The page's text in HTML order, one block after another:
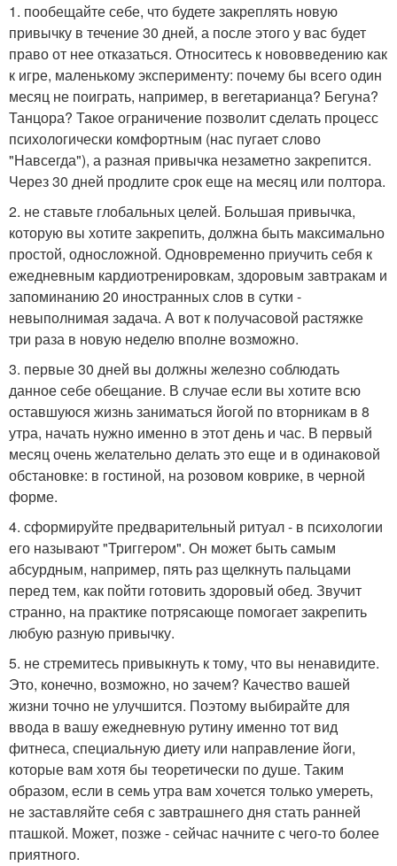
1. пообещайте себе, что будете закреплять новую
привычку в течение 30 дней, а после этого у вас будет
право от нее отказаться. Относитесь к нововведению как
к игре, маленькому эксперименту: почему бы всего один
месяц не поиграть, например, в вегетарианца? Бегуна?
Танцора? Такое ограничение позволит сделать процесс
психологически комфортным (нас пугает слово
"Навсегда"), а разная привычка незаметно закрепится.
Через 30 дней продлите срок еще на месяц или полтора.
2. не ставьте глобальных целей. Большая привычка,
которую вы хотите закрепить, должна быть максимально
простой, односложной. Одновременно приучить себя к
ежедневным кардиотренировкам, здоровым завтракам и
запоминанию 20 иностранных слов в сутки -
невыполнимая задача. А вот к получасовой растяжке
три раза в новую неделю вполне возможно.
3. первые 30 дней вы должны железно соблюдать
данное себе обещание. В случае если вы хотите всю
оставшуюся жизнь заниматься йогой по вторникам в 8
утра, начать нужно именно в этот день и час. В первый
месяц очень желательно делать это еще и в одинаковой
обстановке: в гостиной, на розовом коврике, в черной
форме.
4. сформируйте предварительный ритуал - в психологии
его называют "Триггером". Он может быть самым
абсурдным, например, пять раз щелкнуть пальцами
перед тем, как пойти готовить здоровый обед. Звучит
странно, на практике потрясающе помогает закрепить
любую разную привычку.
5. не стремитесь привыкнуть к тому, что вы ненавидите.
Это, конечно, возможно, но зачем? Качество вашей
жизни точно не улучшится. Поэтому выбирайте для
ввода в вашу ежедневную рутину именно тот вид
фитнеса, специальную диету или направление йоги,
которые вам хотя бы теоретически по душе. Таким
образом, если в семь утра вам хочется только умереть,
не заставляйте себя с завтрашнего дня стать ранней
пташкой. Может, позже - сейчас начните с чего-то более
приятного.